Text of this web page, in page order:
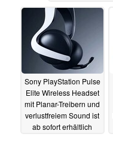
22.02.2024
Sony PlayStation Pulse
Elite Wireless Headset
mit Planar-Treibern und
verlustfreiem Sound ist
ab sofort erhältlich